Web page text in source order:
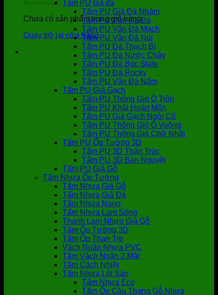
Chưa có sản phẩm trong giỏ hàng.
Quay trở lại cửa hàng
Tấm PU giả đá
Tấm PU Giả Đá Nhám
Tấm PU Vân Da Đá
Tấm PU Vân Đá Mạch
Tấm PU Vân Đá Núi
Tấm PU Đá Thạch Bì
Tấm PU Đá Nước Chảy
Tấm PU Đá Bóc Slate
Tấm PU Đá Rocky
Tấm PU Vân Đá Nấm
Tấm PU Giả Gạch
Tấm PU Thông Gió Ô Tròn
Tấm PU Khải Hoàn Môn
Tấm PU Giả Gạch Ngói Cổ
Tấm PU Thông Gió Ô Vuông
Tấm PU Thông Gió Chữ Nhật
Tấm PU Ốp Tường 3D
Tấm PU 3D Thân Trúc
Tấm PU 3D Bán Nguyệt
Tấm PU Giả Gỗ
Tấm Nhựa Ốp Tường
Tấm Nhựa Giả Gỗ
Tấm Nhựa Giả Đá
Tấm Nhựa Nano
Tấm Nhựa Lam Sóng
Thanh Lam Nhựa Giả Gỗ
Tấm Ốp Tường 3D
Tấm Ốp Than Tre
Vách Ngăn Nhựa PVC
Tấm Vách Ngăn 2 Mặt
Tấm Cách Nhiệt
Tấm Nhựa Lót Sàn
Tấm Nhựa Eco
Tấm Ốp Cầu Thang Gỗ Nhựa